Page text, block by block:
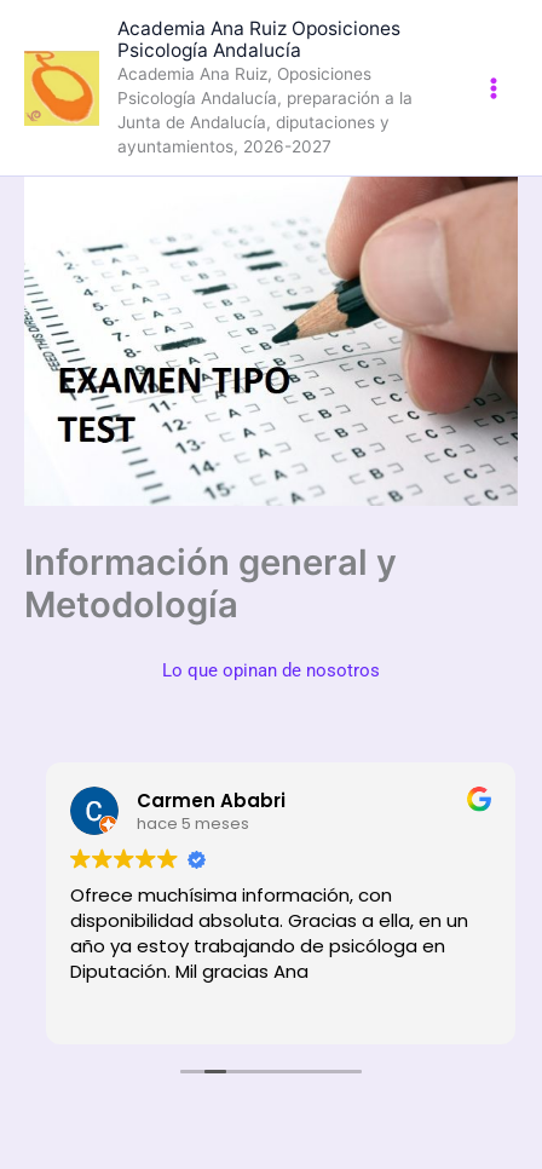
contenido
Academia Ana Ruiz Oposiciones
Psicología Andalucía
Academia Ana Ruiz, Oposiciones
Psicología Andalucía, preparación a la
Junta de Andalucía, diputaciones y
ayuntamientos, 2026-2027
Información general y
Metodología
Lo que opinan de nosotros
Carmen Ababri
hace 5 meses
Ofrece muchísima información, con
disponibilidad absoluta. Gracias a ella, en un
año ya estoy trabajando de psicóloga en
Diputación. Mil gracias Ana